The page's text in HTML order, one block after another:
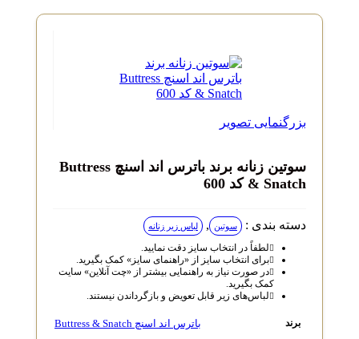
بزرگنمایی تصویر
سوتین زنانه برند باترس اند اسنچ Buttress
& Snatch کد 600
دسته بندی : سوتین , لباس زیر زنانه
لطفاً در انتخاب سایز دقت نمایید.
برای انتخاب سایز از «راهنمای سایز» کمک بگیرید.
در صورت نیاز به راهنمایی بیشتر از «چت آنلاین» سایت
کمک بگیرید.
لباس‌های زیر قابل تعویض و بازگرداندن نیستند.
باترس اند اسنچ Buttress & Snatch